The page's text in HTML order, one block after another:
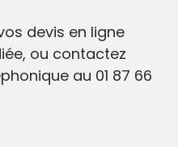
devis en ligne
ou contactez
au 01 87 66